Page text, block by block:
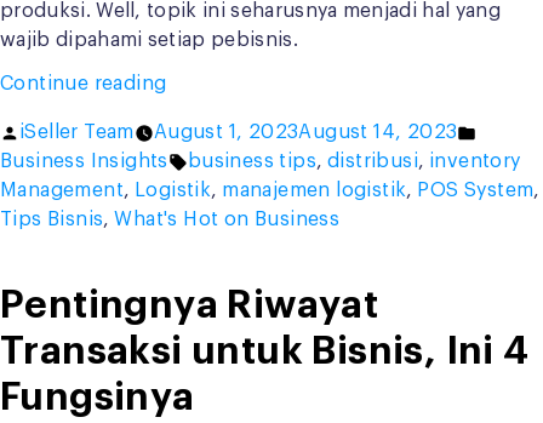
produksi. Well, topik ini seharusnya menjadi hal yang
wajib dipahami setiap pebisnis.
Continue reading“Ini
Alasan
Kenapa
Manajemen
Logistik
Bisnis”
Posted
by
iSeller Team August 1, 2023August 14, 2023
in
Business Insights Tags:
business tips,distribusi, inventory
Management, Logistik, manajemen logistik, POS System,
Tips Bisnis, What's Hot on Business
Pentingnya Riwayat
Transaksi untuk Bisnis, Ini 4
Fungsinya